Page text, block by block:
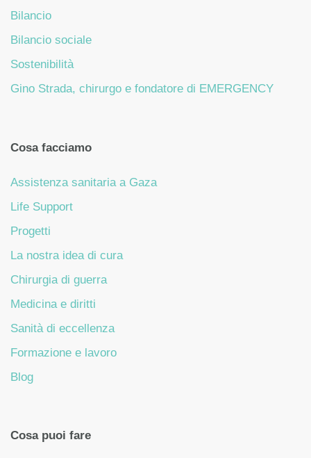
Bilancio
Bilancio sociale
Sostenibilità
Gino Strada, chirurgo e fondatore di EMERGENCY
Cosa facciamo
Assistenza sanitaria a Gaza
Life Support
Progetti
La nostra idea di cura
Chirurgia di guerra
Medicina e diritti
Sanità di eccellenza
Formazione e lavoro
Blog
Cosa puoi fare